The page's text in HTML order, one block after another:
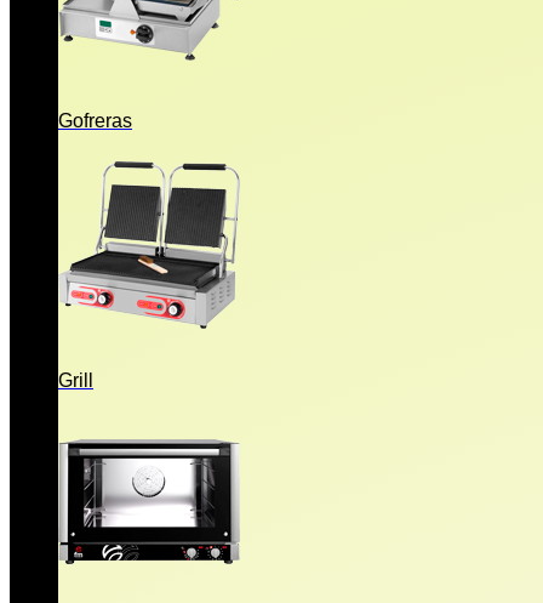
Gofreras
Grill